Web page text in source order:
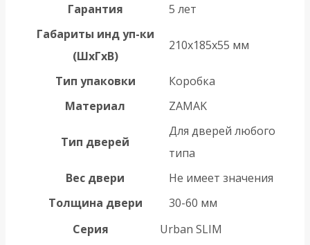
Гарантия
5 лет
Габариты инд уп-ки
(ШхГхВ)
210x185x55 мм
Тип упаковки
Коробка
Материал
ZAMAK
Тип дверей
Для дверей любого
типа
Вес двери
Не имеет значения
Толщина двери
30-60 мм
Серия
Urban SLIM